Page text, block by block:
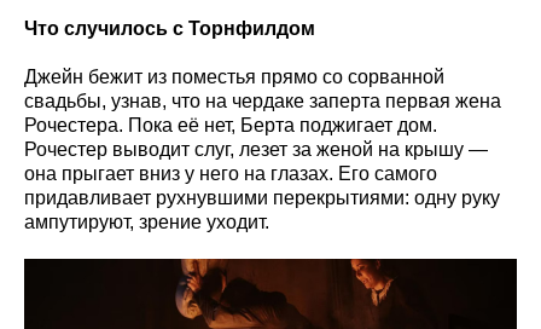
Что случилось с Торнфилдом
Джейн бежит из поместья прямо со сорванной
свадьбы, узнав, что на чердаке заперта первая жена
Рочестера. Пока её нет, Берта поджигает дом.
Рочестер выводит слуг, лезет за женой на крышу —
она прыгает вниз у него на глазах. Его самого
придавливает рухнувшими перекрытиями: одну руку
ампутируют, зрение уходит.